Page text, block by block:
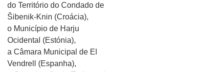
do Território do Condado de
Šibenik-Knin (Croácia),
o Município de Harju
Ocidental (Estónia),
a Câmara Municipal de El
Vendrell (Espanha),